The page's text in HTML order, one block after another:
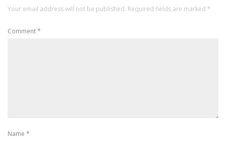
Your email address will not be published. Required fields are marked *
Comment*
Name *